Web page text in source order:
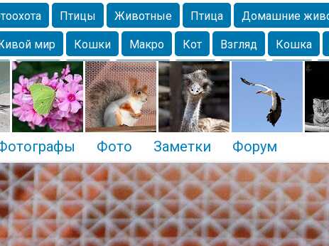
Птицы Животные Птица
Домашние
мир Кошки Макро Кот Взгляд
Кошка
Крым Весна Москва Парк Белка
Чайка Лес Утки Николаев Насекомое
Коты
Фото Заметки Форум